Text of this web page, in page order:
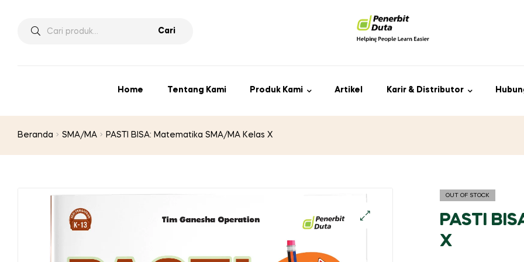
Pencarian
Cari
Home Tentang Kami Produk Kami Artikel Karir & Distributor
Beranda SMA/MA PASTI BISA: Matematika SMA/MA Kelas X
OUT OF STOCK
PASTI
X